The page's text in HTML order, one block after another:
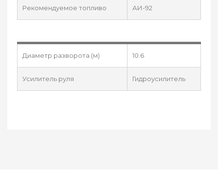
Рекомендуемое топливо АИ-92
Диаметр разворота (м) 10.6
Усилитель руля Гидроусилитель